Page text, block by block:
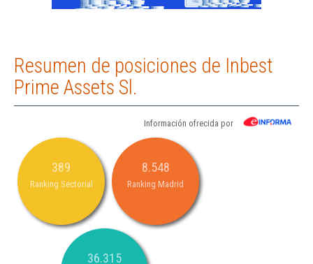
Resumen de posiciones de Inbest
Prime Assets Sl.
Información ofrecida por
389
Ranking Sectorial
8.548
Ranking Madrid
36.315